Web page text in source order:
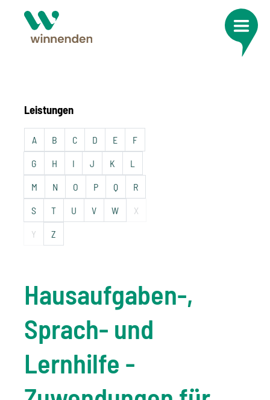
Leistungen
A B C D E F
G H I J K L
M N O P Q R
S T U V W X
Y Z
Hausaufgaben-,
Sprach- und
Lernhilfe -